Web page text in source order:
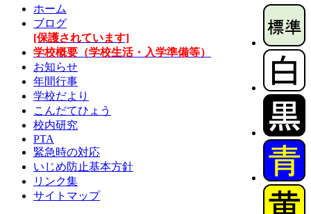
ホーム
ブログ
[保護されています]
学校概要（学校生活・入学準備等）
お知らせ
年間行事
学校だより
こんだてひょう
校内研究
PTA
緊急時の対応
いじめ防止基本方針
リンク集
サイトマップ